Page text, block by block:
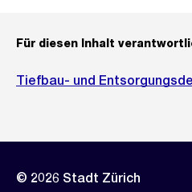
Für diesen Inhalt
Tiefbau- und
© 2026 Stadt Zürich